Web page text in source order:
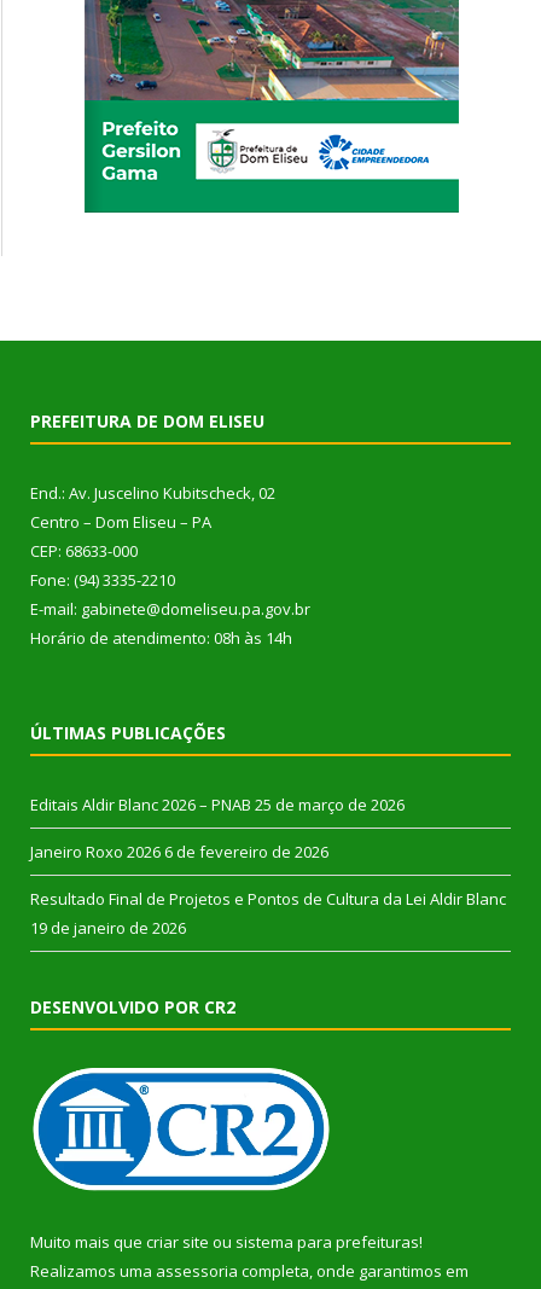
PREFEITURA DE DOM ELISEU
End.: Av. Juscelino Kubitscheck, 02
Centro – Dom Eliseu – PA
CEP: 68633-000
Fone: (94) 3335-2210
E-mail: gabinete@domeliseu.pa.gov.br
Horário de atendimento: 08h às 14h
ÚLTIMAS PUBLICAÇÕES
Editais Aldir Blanc 2026 – PNAB 25 de março de 2026
Janeiro Roxo 2026 6 de fevereiro de 2026
Resultado Final de Projetos e Pontos de Cultura da Lei Aldir Blanc
19 de janeiro de 2026
DESENVOLVIDO POR CR2
Muito mais que criar site ou sistema para prefeituras!
Realizamos uma assessoria completa, onde garantimos em